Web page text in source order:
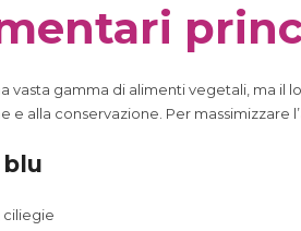
vasta gamma di alimenti vegetali, ma
e alla conservazione. Per massimizzare
ciliegie